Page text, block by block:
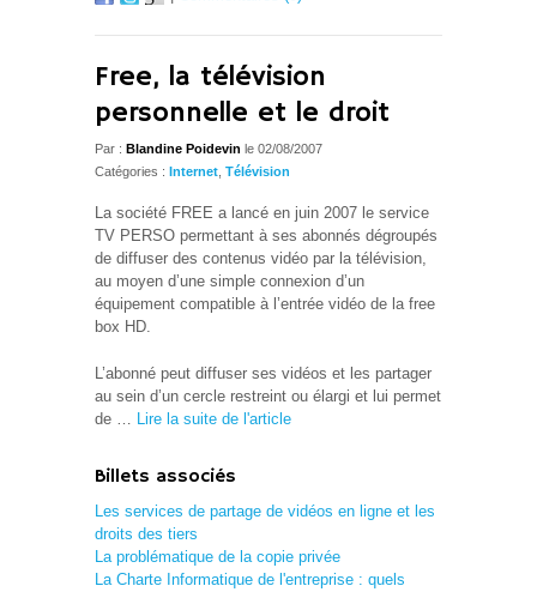
Free, la télévision
personnelle et le droit
Par : Blandine Poidevin le 02/08/2007
Catégories : Internet Télévision
La société FREE a lancé en juin 2007 le service
TV PERSO permettant à ses abonnés dégroupés
de diffuser des contenus vidéo par la télévision,
au moyen d’une simple connexion d’un
équipement compatible à l’entrée vidéo de la free
box HD.
L’abonné peut diffuser ses vidéos et les partager
au sein d’un cercle restreint ou élargi et lui permet
de … Lire la suite de l'article
Billets associés
Les services de partage de vidéos en ligne et les
droits des tiers
La problématique de la copie privée
La Charte Informatique de l'entreprise : quels